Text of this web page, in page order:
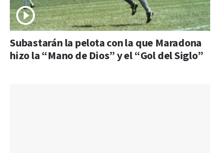
Subastarán la pelota con la que Maradona
hizo la “Mano de Dios” y el “Gol del Siglo”